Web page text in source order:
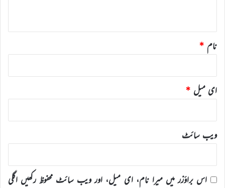
نام *
ای میل *
ویب‌ سائٹ
اس براؤزر میں میرا نام، ای میل، اور ویب سائٹ محفوظ رکھیں اگلی